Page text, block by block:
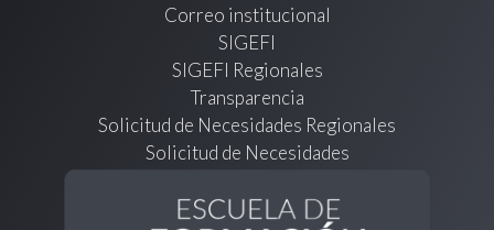
Correo institucional
SIGEFI
SIGEFI Regionales
Transparencia
Solicitud de Necesidades Regionales
Solicitud de Necesidades